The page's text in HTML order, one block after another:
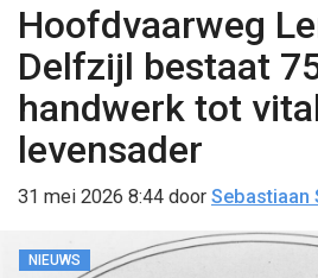
Hoofdvaarweg
Delfzijl bestaat
handwerk tot
levensader
31 mei 2026 8:44 door Sebastiaan
NIEUWS